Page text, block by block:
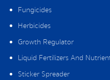
Fungicides
Herbicides
Growth Regulator
Liquid Fertilizers And
Sticker Spreader